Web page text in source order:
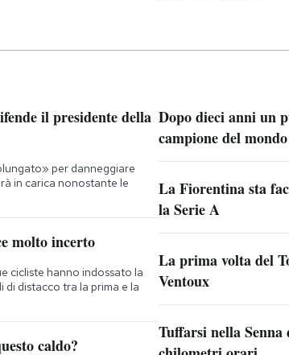
il presidente della
per danneggiare
in carica nonostante le
molto incerto
cicliste hanno indossato la
di distacco tra la prima e la
caldo?
Dopo dieci anni un
campione del mondo
La Fiorentina sta
la Serie A
La prima volta del
Ventoux
Tuffarsi nella Senna